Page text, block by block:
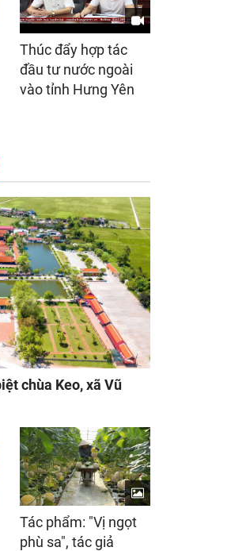
Thúc đẩy hợp tác
đầu tư nước ngoài
vào tỉnh Hưng Yên
chùa Keo, xã Vũ
Tác phẩm: "Vị ngọt
phù sa", tác giả